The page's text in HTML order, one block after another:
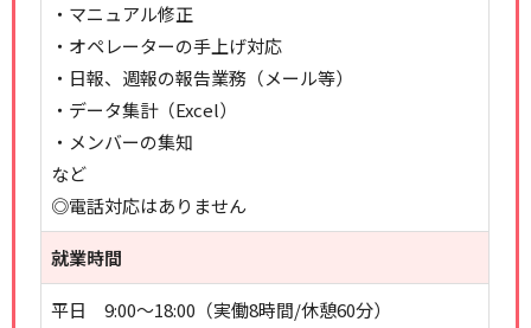
・マニュアル修正
・オペレーターの手上げ対応
・日報、週報の報告業務（メール等）
・データ集計（Excel）
・メンバーの集知
など
◎電話対応はありません
就業時間
平日 9:00～18:00（実働8時間/休憩60分）